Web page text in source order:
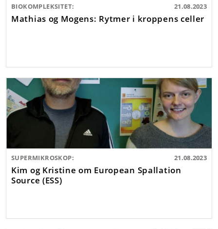
BIOKOMPLEKSITET: 21.08.2023
Mathias og Mogens: Rytmer i kroppens celler
SUPERMIKROSKOP: 21.08.2023
Kim og Kristine om European Spallation
Source (ESS)